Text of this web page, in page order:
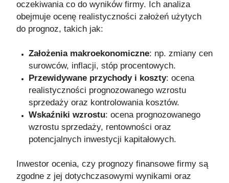
oczekiwania co do wyników firmy. Ich analiza
obejmuje ocenę realistyczności założeń użytych
do prognoz, takich jak:
Założenia makroekonomiczne: np. zmiany cen
surowców, inflacji, stóp procentowych.
Przewidywane przychody i koszty: ocena
realistyczności prognozowanego wzrostu
sprzedaży oraz kontrolowania kosztów.
Wskaźniki wzrostu: ocena prognozowanego
wzrostu sprzedaży, rentowności oraz
potencjalnych inwestycji kapitałowych.
Inwestor ocenia, czy prognozy finansowe firmy są
zgodne z jej dotychczasowymi wynikami oraz